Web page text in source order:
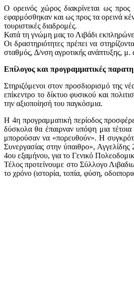
Ο ορεινός χώρος διακρίνεται ως
εφαρμόσθηκαν και ως προς τα ορεινά
τουριστικές διαδρομές.
Κατά τη γνώμη μας το Λιβάδι
Οι δραστηριότητες πρέπει να
σταθμός, Δ/νση αγροτικής ανάπτυξης, μ.
Επίλογος και προγραμματικές
Στηριζόμενοι στον προσδιορισμό της
επίκεντρο το δίκτυο φυσικού και
την αξιοποίησή του παγκόσμια.
Η 4η προγραμματική περίοδος
δύσκολα θα έπαιρναν υπόψη μια
μπορούσαν να «πορευθούν». Η
Συνεργασίας στην ύπαιθρο»,
4ου εξαμήνου, για το Γενικό
Τέλος προτείνουμε στο Σύλλογο
το χρόνο (ιστορία, τοπία, φύση,